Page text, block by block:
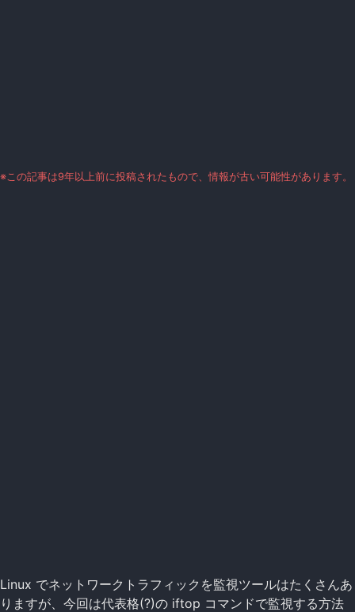
※この記事は9年以上前に投稿されたもので、情報が古い可能性があります。
Linux でネットワークトラフィックを監視ツールはたくさんあ
りますが、今回は代表格(?)の iftop コマンドで監視する方法